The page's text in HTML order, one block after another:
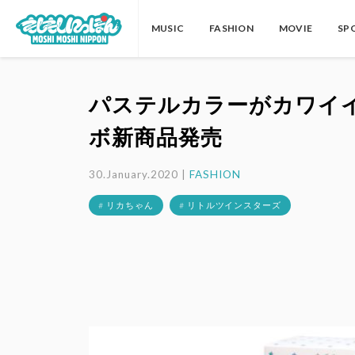
MUSIC FASHION MOVIE
パステルカラーがカワ
ボ新商品発売
30.January.2020 |FASHION
# リカちゃん # リトルツインスターズ